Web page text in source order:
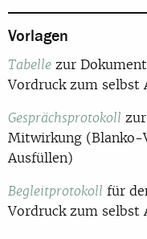
Vorlagen
Tabelle zur
Vordruck zum selbst
Gesprächsprotokoll
Mitwirkung (Blanko-
Ausfüllen)
Begleitprotokoll für
Vordruck zum selbst